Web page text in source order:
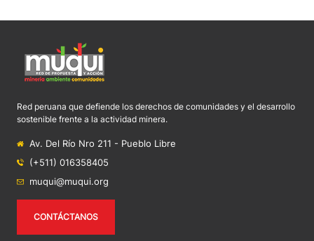
Red peruana que defiende los derechos de comunidades y el desarrollo
sostenible frente a la actividad minera.
Av. Del Río Nro 211 - Pueblo Libre
(+511) 016358405
muqui@muqui.org
CONTÁCTANOS